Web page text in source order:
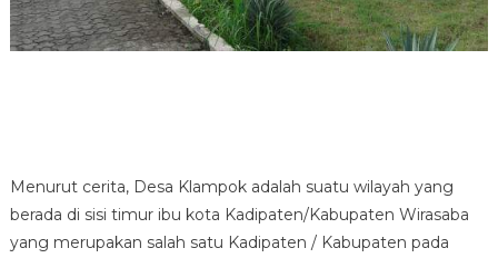
Menurut cerita, Desa Klampok adalah suatu wilayah yang
berada di sisi timur ibu kota Kadipaten/Kabupaten Wirasaba
yang merupakan salah satu Kadipaten / Kabupaten pada